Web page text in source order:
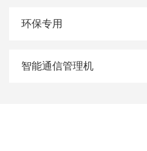
环保专用
智能通信管理机